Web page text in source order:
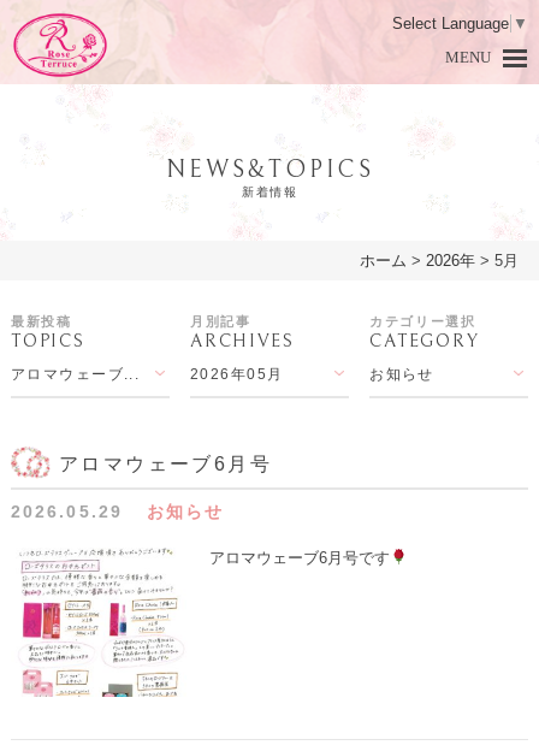
Select Language ▼
MENU
DAMASK ROSE
PRODUCTS 商品紹介
LESSON
NEWS&TOPICS
新着情報
ホーム >2026年 >5月
最新投稿
TOPICS
アロマウェーブ...
月別記事
ARCHIVES
2026年05月
カテゴリー選択
CATEGORY
お知らせ
アロマウェーブ6月号
2026.05.29 お知らせ
アロマウェーブ6月号です